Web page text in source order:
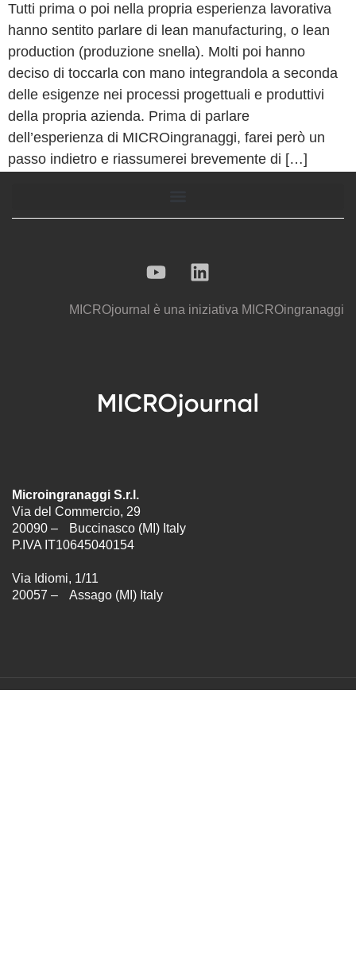
Tutti prima o poi nella propria esperienza lavorativa
hanno sentito parlare di lean manufacturing, o lean
production (produzione snella). Molti poi hanno
deciso di toccarla con mano integrandola a seconda
delle esigenze nei processi progettuali e produttivi
della propria azienda. Prima di parlare
dell’esperienza di MICROingranaggi, farei però un
passo indietro e riassumerei brevemente di […]
MICROjournal è una iniziativa MICROingranaggi
Microingranaggi S.r.l.
Via del Commercio, 29
20090 – Buccinasco (MI) Italy
P.IVA IT10645040154
Via Idiomi, 1/11
20057 – Assago (MI) Italy